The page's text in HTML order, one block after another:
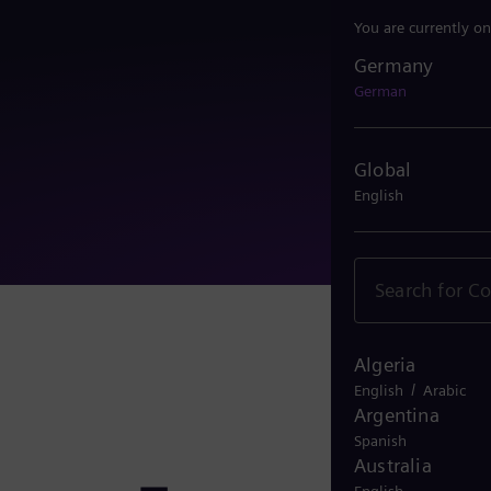
You are currently on
Germany
German
Global
English
Algeria
English / Arabic
Argentina
Spanish
Australia